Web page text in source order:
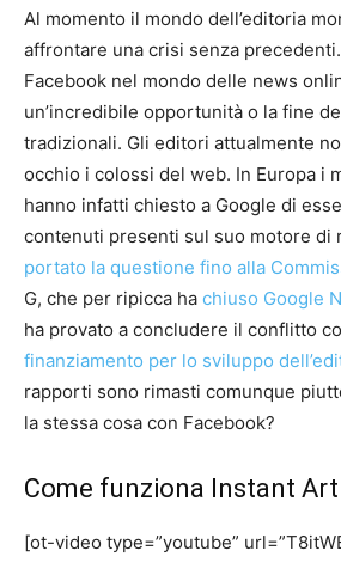
Al momento il mondo dell’editoria
affrontare una crisi senza precedenti.
Facebook nel mondo delle news
un’incredibile opportunità o la fine
tradizionali. Gli editori attualmente
occhio i colossi del web. In Europa i
hanno infatti chiesto a Google di
contenuti presenti sul suo motore di
portato la questione fino alla
G, che per ripicca ha chiuso Google
ha provato a concludere il conflitto
finanziamento per lo sviluppo
rapporti sono rimasti comunque
la stessa cosa con Facebook?
Come funziona Instant
[ot-video type=”youtube”